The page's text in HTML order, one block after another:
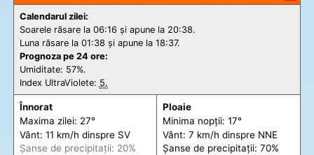
Calendarul zilei:
Soarele răsare la 06:16 și apune la 20:38.
Luna răsare la 01:38 și apune la 18:37.
Prognoza pe 24 ore:
Umiditate: 57%.
Index UltraViolete: 5.
Înnorat
Maxima zilei: 27°
Vânt: 11 km/h dinspre SV
Șanse de precipitații: 20%
Ploaie
Minima nopții: 17°
Vânt: 7 km/h dinspre NNE
Șanse de precipitații: 70%